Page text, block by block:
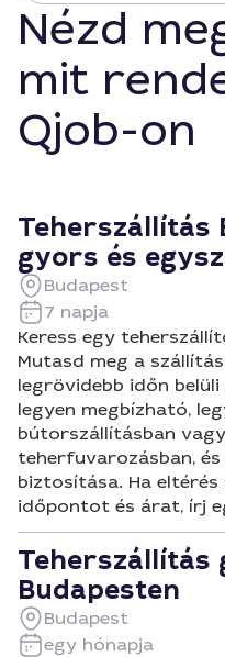
Nézd
mit
Qjob-on
Teherszállítás
gyors és
Budapest
7 napja
Keress egy
Mutasd meg a
legrövidebb időn
legyen megbízható,
bútorszállításban
teherfuvarozásban,
biztosítása. Ha eltérés
időpontot és árat, írj
Teherszállítás
Budapesten
Budapest
egy hónapja